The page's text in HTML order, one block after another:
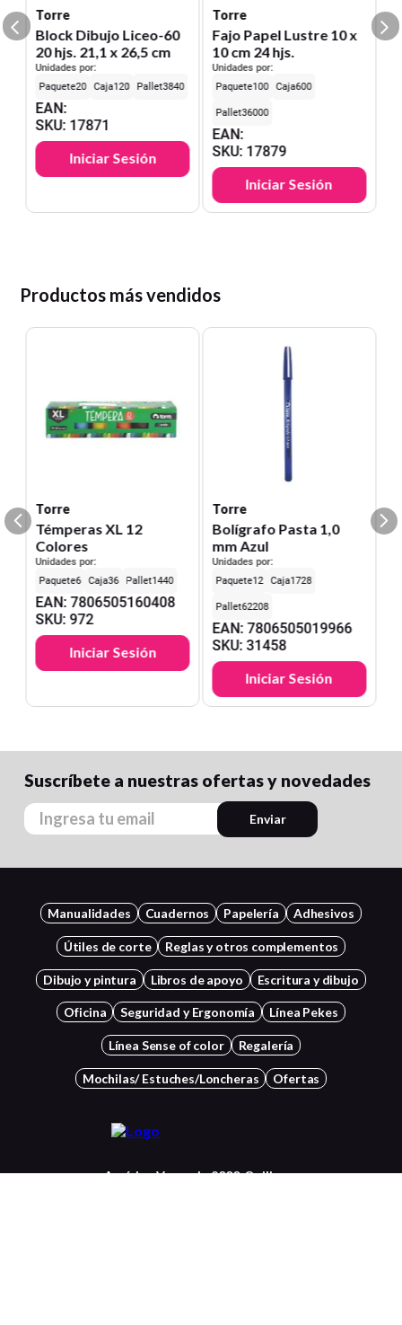
Torre
Block Dibujo Liceo-60
20 hjs. 21,1 x 26,5 cm
Unidades por:
20
120 3840
EAN:
SKU: 17871
Iniciar Sesión
Torre
Fajo Papel Lustre 10 x
10 cm 24 hjs.
Unidades por:
100
600
36000
EAN:
SKU: 17879
Iniciar Sesión
Productos más vendidos
Torre
Témperas XL 12
Colores
Unidades por:
6
36 1440
EAN:7806505160408
SKU:972
Iniciar Sesión
Torre
Bolígrafo Pasta 1,0
mm Azul
Unidades por:
12
1728
62208
EAN:7806505019966
SKU:31458
Iniciar Sesión
Suscríbete a nuestras ofertas y novedades
Enviar
Manualidades Cuadernos Papelería Adhesivos
Útiles de corte Reglas y otros complementos
Dibujo y pintura Libros de apoyo Escritura y dibujo
Oficina Seguridad y Ergonomía Línea Pekes
Línea Sense of color Regalería
Mochilas/ Estuches/Loncheras Ofertas
Américo Vespucio 2000, Quilicura